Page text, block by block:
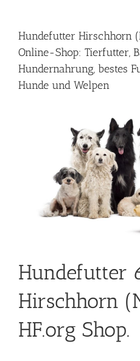
Hundefutter Hirschhorn
Online-Shop: Tierfutter,
Hundernahrung, bestes
Hunde und Welpen
Hundefutter
Hirschhorn
HF.org Shop.